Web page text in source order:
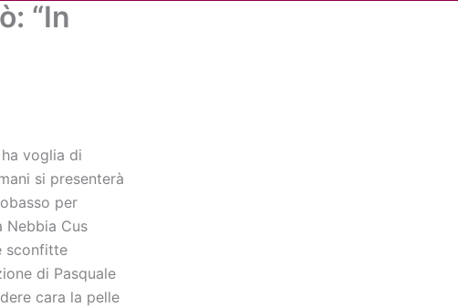
“In
voglia di
si presenterà
per
Nebbia Cus
sconfitte
di Pasquale
cara la pelle